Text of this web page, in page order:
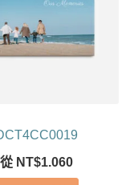
從 NT$1.060